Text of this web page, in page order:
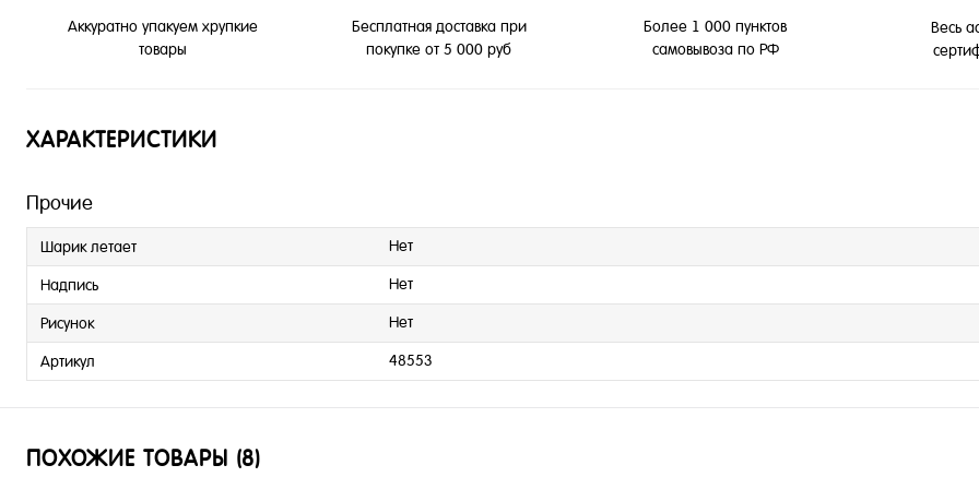
Аккуратно упакуем хрупкие
товары
Бесплатная доставка при
покупке от 5 000 руб
Более 1 000 пунктов
самовывоза по РФ
Весь
ХАРАКТЕРИСТИКИ
Прочие
Шарик летает Нет
Надпись Нет
Рисунок Нет
Артикул 48553
ПОХОЖИЕ ТОВАРЫ (8)